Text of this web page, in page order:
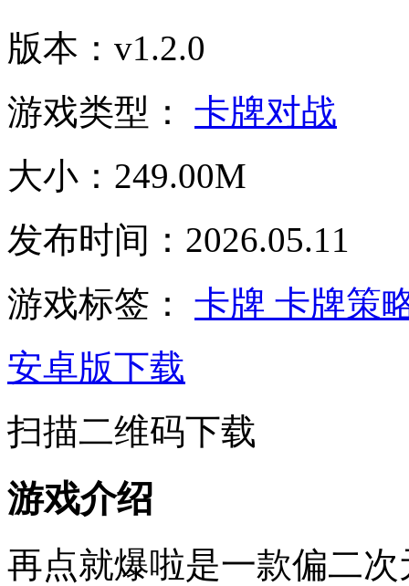
版本：v1.2.0
游戏类型： 卡牌对战
大小：249.00M
发布时间：2026.05.11
游戏标签： 卡牌 卡牌策
安卓版下载
扫描二维码下载
游戏介绍
再点就爆啦是一款偏二